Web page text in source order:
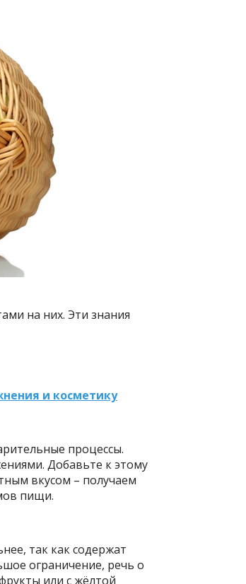
на них. Эти знания
и косметику
процессы.
Добавьте к этому
вкусом – получаем
пищи.
так как содержат
ограничение, речь о
или с жёлтой